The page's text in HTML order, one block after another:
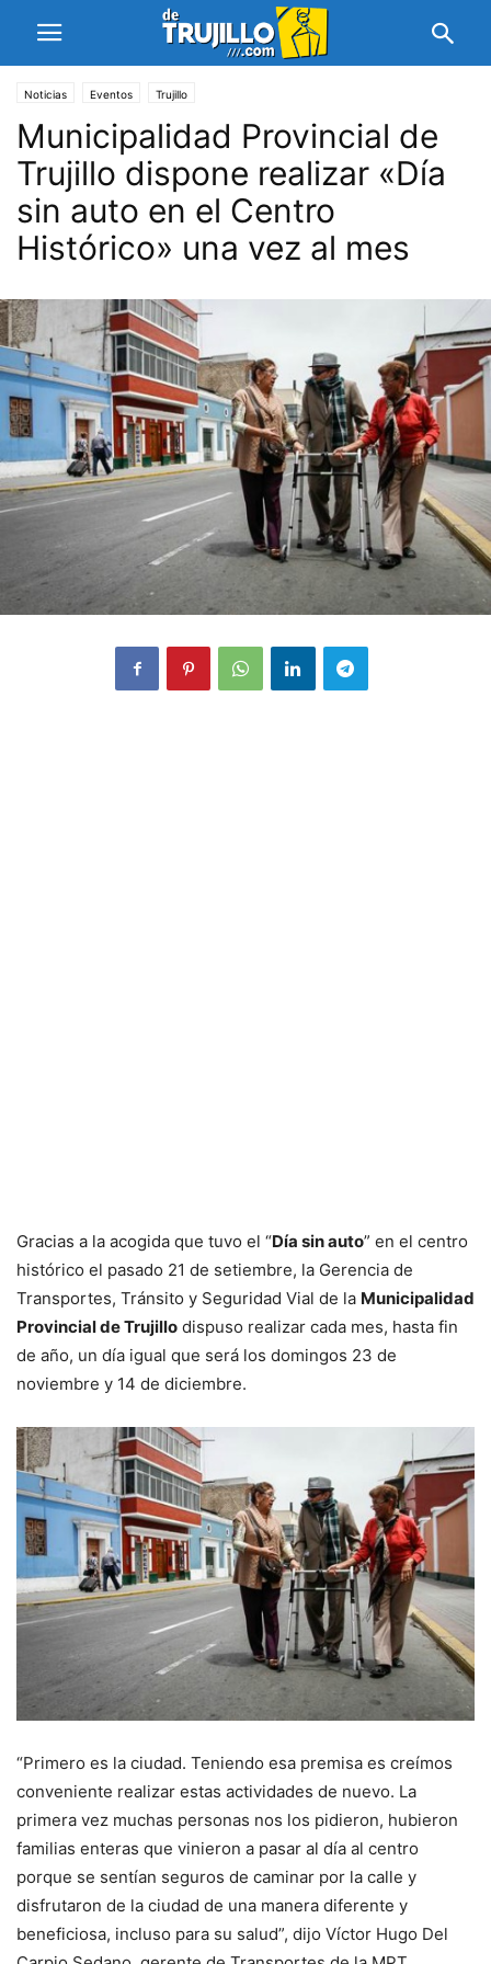
Noticias Eventos Trujillo
Municipalidad Provincial de
Trujillo dispone realizar «Día
sin auto en el Centro
Histórico» una vez al mes
Gracias a la acogida que tuvo el “Día sin auto” en el centro
histórico el pasado 21 de setiembre, la Gerencia de
Transportes, Tránsito y Seguridad Vial de la Municipalidad
Provincial de Trujillo dispuso realizar cada mes, hasta fin
de año, un día igual que será los domingos 23 de
noviembre y 14 de diciembre.
“Primero es la ciudad. Teniendo esa premisa es creímos
conveniente realizar estas actividades de nuevo. La
primera vez muchas personas nos los pidieron, hubieron
familias enteras que vinieron a pasar al día al centro
porque se sentían seguros de caminar por la calle y
disfrutaron de la ciudad de una manera diferente y
beneficiosa, incluso para su salud”, dijo Víctor Hugo Del